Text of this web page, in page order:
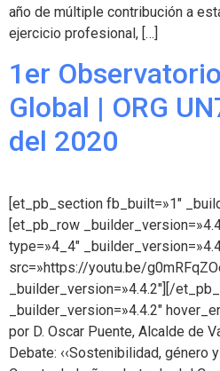
año de múltiple contribución a
ejercicio profesional, […]
1er
Global | ORG
del 2020
[et_pb_section fb_built=»1″
[et_pb_row
type=»4_4″
src=»https://youtu.be/
_builder_version=»4.4.2″][/
_builder_version=»4.4.2″
por D. Oscar Puente, Alcalde de
Debate: ‹‹Sostenibilidad, género